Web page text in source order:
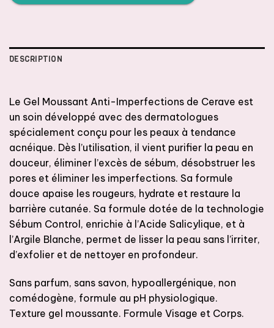
DESCRIPTION
Le Gel Moussant Anti-Imperfections de Cerave est
un soin développé avec des dermatologues
spécialement conçu pour les peaux à tendance
acnéique. Dès l’utilisation, il vient purifier la peau en
douceur, éliminer l’excès de sébum, désobstruer les
pores et éliminer les imperfections. Sa formule
douce apaise les rougeurs, hydrate et restaure la
barrière cutanée. Sa formule dotée de la technologie
Sébum Control, enrichie à l’Acide Salicylique, et à
l’Argile Blanche, permet de lisser la peau sans l’irriter,
d’exfolier et de nettoyer en profondeur.
Sans parfum, sans savon, hypoallergénique, non
comédogène, formule au pH physiologique.
Texture gel moussante. Formule Visage et Corps.